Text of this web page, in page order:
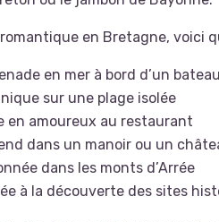
en Bretagne, voici
en mer à bord d’un
sur une plage isolée
en amoureux au restaurant
dans un manoir ou un
dans les monts d’Arrée
à la découverte des sites